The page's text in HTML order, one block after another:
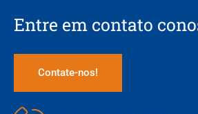
Entre em contato
Contate-nos!